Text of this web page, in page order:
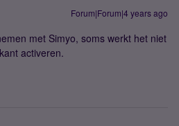
Forum|Forum|4 years ago
met Simyo, soms werkt het niet
activeren.